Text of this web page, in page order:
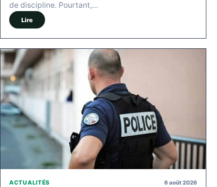
de discipline. Pourtant,…
Lire
ACTUALITÉS 6 août 2026